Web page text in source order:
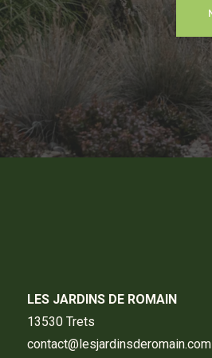
LES JARDINS DE ROMAIN
13530 Trets
contact@lesjardinsderomain.com